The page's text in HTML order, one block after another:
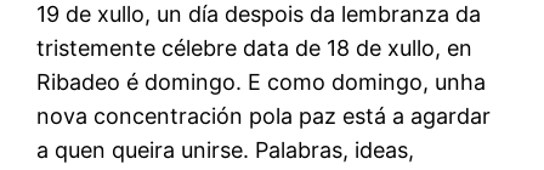
19 de xullo, un día despois da lembranza da
tristemente célebre data de 18 de xullo, en
Ribadeo é domingo. E como domingo, unha
nova concentración pola paz está a agardar
a quen queira unirse. Palabras, ideas,